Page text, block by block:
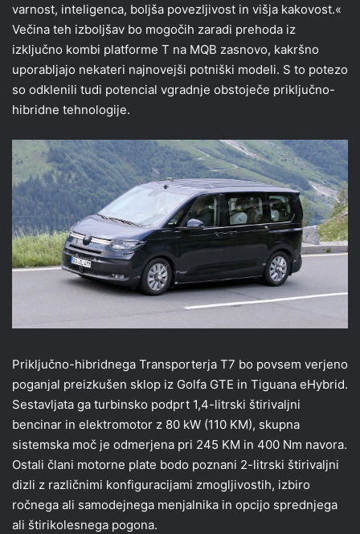
varnost, inteligenca, boljša povezljivost in višja kakovost.«
Večina teh izboljšav bo mogočih zaradi prehoda iz
izključno kombi platforme T na MQB zasnovo, kakršno
uporabljajo nekateri najnovejši potniški modeli. S to potezo
so odklenili tudi potencial vgradnje obstoječe priključno-
hibridne tehnologije.
Priključno-hibridnega Transporterja T7 bo povsem verjeno
poganjal preizkušen sklop iz Golfa GTE in Tiguana eHybrid.
Sestavljata ga turbinsko podprt 1,4-litrski štirivaljni
bencinar in elektromotor z 80 kW (110 KM), skupna
sistemska moč je odmerjena pri 245 KM in 400 Nm navora.
Ostali člani motorne plate bodo poznani 2-litrski štirivaljni
dizli z različnimi konfiguracijami zmogljivostih, izbiro
ročnega ali samodejnega menjalnika in opcijo sprednjega
ali štirikolesnega pogona.